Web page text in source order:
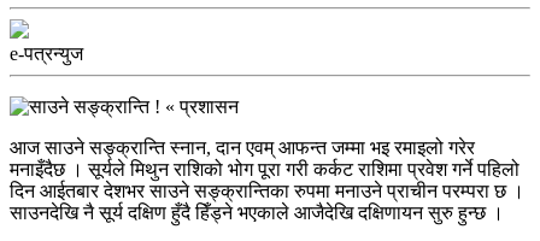
e-पत्रन्युज
आज साउने सङ्क्रान्ति स्नान, दान एवम् आफन्त जम्मा भइ रमाइलो गरेर
मनाइँदैछ । सूर्यले मिथुन राशिको भोग पूरा गरी कर्कट राशिमा प्रवेश गर्ने पहिलो
दिन आईतबार देशभर साउने सङ्क्रान्तिका रुपमा मनाउने प्राचीन परम्परा छ ।
साउनदेखि नै सूर्य दक्षिण हुँदै हिँड्ने भएकाले आजैदेखि दक्षिणायन सुरु हुन्छ ।